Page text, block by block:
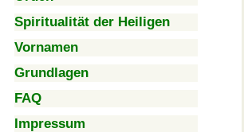
Spiritualität der Heiligen
Vornamen
Grundlagen
FAQ
Impressum